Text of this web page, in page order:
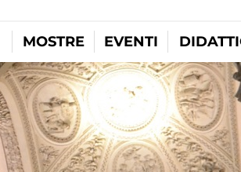
MOSTRE EVENTI